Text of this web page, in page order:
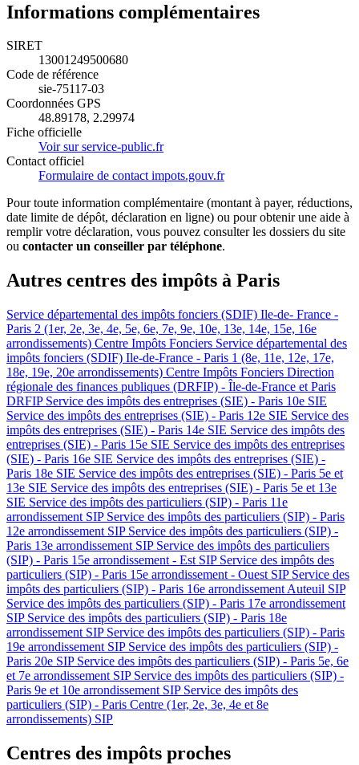
Informations complémentaires
SIRET
13001249500680
Code de référence
sie-75117-03
Coordonnées GPS
48.89178, 2.29974
Fiche officielle
Voir sur service-public.fr
Contact officiel
Formulaire de contact impots.gouv.fr
Pour toute information complémentaire (montant à payer, réductions,
date limite de dépôt, déclaration en ligne) ou pour obtenir une aide à
remplir votre déclaration, vous pouvez consulter les dossiers du site
ou contacter un conseiller par téléphone.
Autres centres des impôts à Paris
Service départemental des impôts fonciers (SDIF) Ile-de- France -
Paris 2 (1er, 2e, 3e, 4e, 5e, 6e, 7e, 9e, 10e, 13e, 14e, 15e, 16e
arrondissements) Centre Impôts Fonciers Service départemental des
impôts fonciers (SDIF) Ile-de-France - Paris 1 (8e, 11e, 12e, 17e,
18e, 19e, 20e arrondissements) Centre Impôts Fonciers Direction
régionale des finances publiques (DRFIP) - Île-de-France et Paris
DRFIP Service des impôts des entreprises (SIE) - Paris 10e SIE
Service des impôts des entreprises (SIE) - Paris 12e SIE Service des
impôts des entreprises (SIE) - Paris 14e SIE Service des impôts des
entreprises (SIE) - Paris 15e SIE Service des impôts des entreprises
(SIE) - Paris 16e SIE Service des impôts des entreprises (SIE) -
Paris 18e SIE Service des impôts des entreprises (SIE) - Paris 5e et
13e SIE Service des impôts des entreprises (SIE) - Paris 5e et 13e
SIE Service des impôts des particuliers (SIP) - Paris 11e
arrondissement SIP Service des impôts des particuliers (SIP) - Paris
12e arrondissement SIP Service des impôts des particuliers (SIP) -
Paris 13e arrondissement SIP Service des impôts des particuliers
(SIP) - Paris 15e arrondissement - Est SIP Service des impôts des
particuliers (SIP) - Paris 15e arrondissement - Ouest SIP Service des
impôts des particuliers (SIP) - Paris 16e arrondissement Auteuil SIP
Service des impôts des particuliers (SIP) - Paris 17e arrondissement
SIP Service des impôts des particuliers (SIP) - Paris 18e
arrondissement SIP Service des impôts des particuliers (SIP) - Paris
19e arrondissement SIP Service des impôts des particuliers (SIP) -
Paris 20e SIP Service des impôts des particuliers (SIP) - Paris 5e, 6e
et 7e arrondissement SIP Service des impôts des particuliers (SIP) -
Paris 9e et 10e arrondissement SIP Service des impôts des
particuliers (SIP) - Paris Centre (1er, 2e, 3e, 4e et 8e
arrondissements) SIP
Centres des impôts proches